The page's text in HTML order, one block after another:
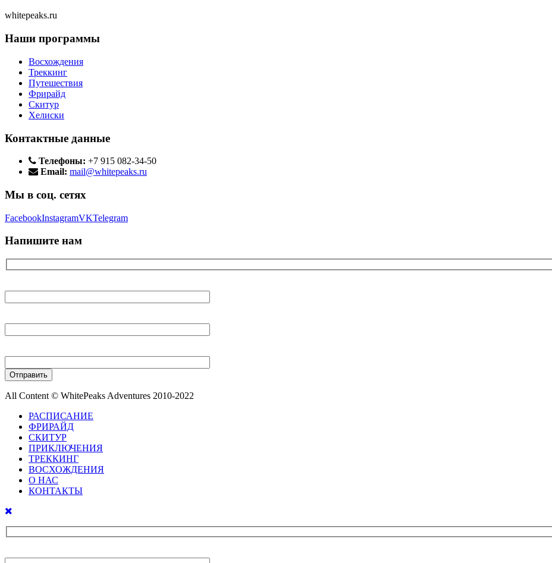
whitepeaks.ru
Наши программы
Восхождения
Треккинг
Путешествия
Фрирайд
Скитур
Хелиски
Контактные данные
Телефоны: +7 915 082-34-50
Email: mail@whitepeaks.ru
Мы в соц. сетях
FacebookInstagramVKTelegram
Напишите нам
All Content © WhitePeaks Adventures 2010-2022
РАСПИСАНИЕ
ФРИРАЙД
СКИТУР
ПРИКЛЮЧЕНИЯ
ТРЕККИНГ
ВОСХОЖДЕНИЯ
О НАС
КОНТАКТЫ